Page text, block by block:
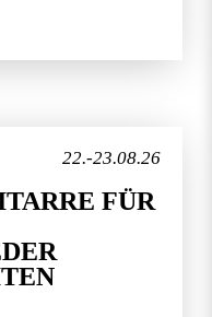
22.-23.08.26
FÜR